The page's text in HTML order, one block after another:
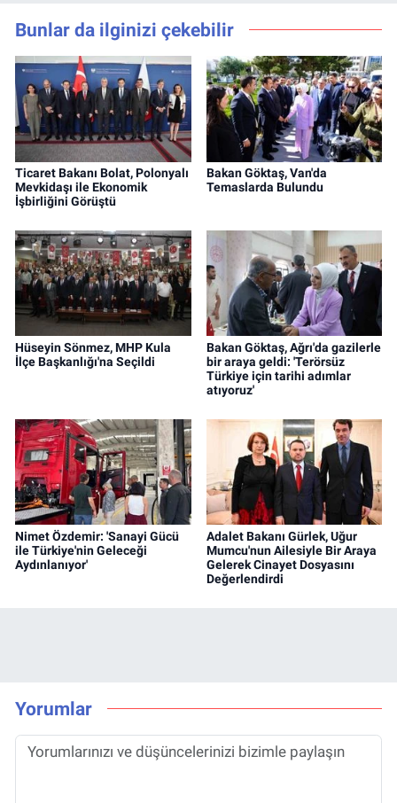
Bunlar da ilginizi çekebilir
Ticaret Bakanı Bolat, Polonyalı
Mevkidaşı ile Ekonomik
İşbirliğini Görüştü
Bakan Göktaş, Van'da
Temaslarda Bulundu
Hüseyin Sönmez, MHP Kula
İlçe Başkanlığı'na Seçildi
Bakan Göktaş, Ağrı'da gazilerle
bir araya geldi: 'Terörsüz
Türkiye için tarihi adımlar
atıyoruz'
Nimet Özdemir: 'Sanayi Gücü
ile Türkiye'nin Geleceği
Aydınlanıyor'
Adalet Bakanı Gürlek, Uğur
Mumcu'nun Ailesiyle Bir Araya
Gelerek Cinayet Dosyasını
Değerlendirdi
Yorumlar